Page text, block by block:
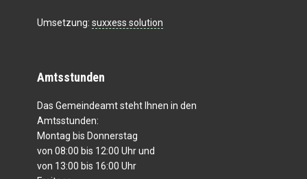
Umsetzung: suxxess solution
Amtsstunden
Das Gemeindeamt steht Ihnen in den
Amtsstunden:
Montag bis Donnerstag
von 08:00 bis 12:00 Uhr und
von 13:00 bis 16:00 Uhr